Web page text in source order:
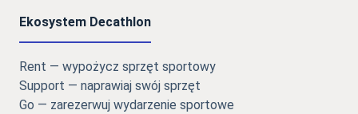
Ekosystem Decathlon
Rent — wypożycz sprzęt sportowy
Support — naprawiaj swój sprzęt
Go — zarezerwuj wydarzenie sportowe